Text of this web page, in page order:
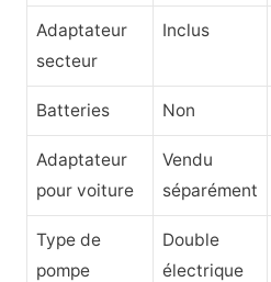
Adaptateur
secteur
Inclus
Batteries Non
Adaptateur
pour voiture
Vendu
séparément
Type de
pompe
Double
électrique